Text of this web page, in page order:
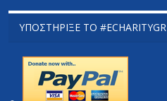
ΥΠΟΣΤΉΡΙΞΕ ΤΟ #ECHARITYGR